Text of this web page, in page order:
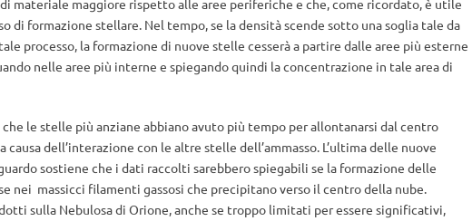
materiale maggiore rispetto alle aree periferiche e che, come ricordato, è utile
di formazione stellare. Nel tempo, se la densità scende sotto una soglia tale da
processo, la formazione di nuove stelle cesserà a partire dalle aree più esterne
nelle aree più interne e spiegando quindi la concentrazione in tale area di
che le stelle più anziane abbiano avuto più tempo per allontanarsi dal centro
causa dell’interazione con le altre stelle dell’ammasso. L’ultima delle nuove
sostiene che i dati raccolti sarebbero spiegabili se la formazione delle
nei massicci filamenti gassosi che precipitano verso il centro della nube.
sulla Nebulosa di Orione, anche se troppo limitati per essere significativi,